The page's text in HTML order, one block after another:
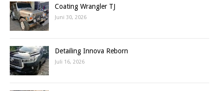
Coating Wrangler TJ
Juni 30, 2026
Detailing Innova Reborn
Juli 16, 2026